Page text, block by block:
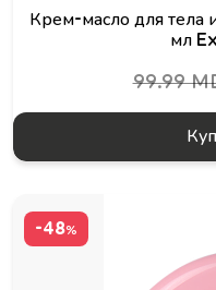
Крем-масло для тела
мл
99.99
-48%